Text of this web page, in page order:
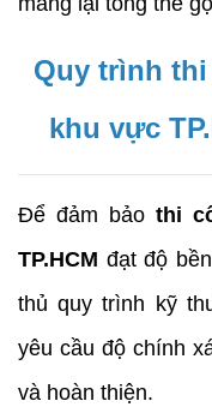
Quy trình
khu vực
Để đảm bảo thi
TP.HCM đạt độ
thủ quy trình kỹ
yêu cầu độ chính
và hoàn thiện.